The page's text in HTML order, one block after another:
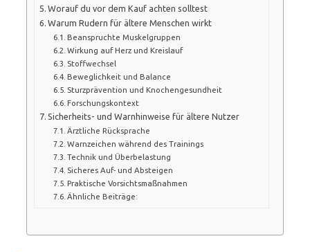
Worauf du vor dem Kauf achten solltest
Warum Rudern für ältere Menschen wirkt
Beanspruchte Muskelgruppen
Wirkung auf Herz und Kreislauf
Stoffwechsel
Beweglichkeit und Balance
Sturzprävention und Knochengesundheit
Forschungskontext
Sicherheits- und Warnhinweise für ältere Nutzer
Ärztliche Rücksprache
Warnzeichen während des Trainings
Technik und Überbelastung
Sicheres Auf- und Absteigen
Praktische Vorsichtsmaßnahmen
Ähnliche Beiträge: